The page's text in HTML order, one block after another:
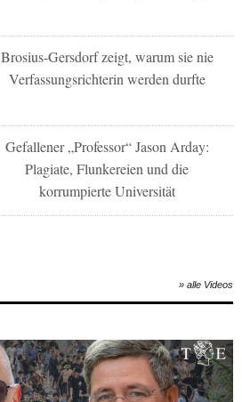
Brosius-Gersdorf zeigt, warum sie nie
Verfassungsrichterin werden durfte
Gefallener „Professor“ Jason Arday:
Plagiate, Flunkereien und die
korrumpierte Universität
» alle Videos